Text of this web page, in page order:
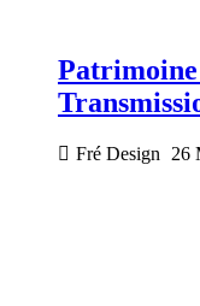
Fré Design 26